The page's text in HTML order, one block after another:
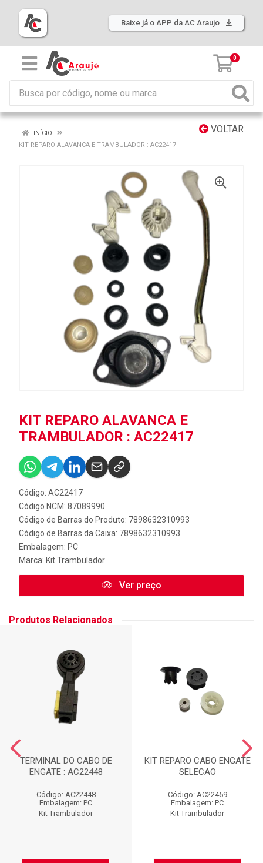
Baixe já o APP da AC Araujo
0
VOLTAR
INÍCIO
KIT REPARO ALAVANCA E TRAMBULADOR : AC22417
KIT REPARO ALAVANCA E
TRAMBULADOR : AC22417
Código: AC22417
Código NCM: 87089990
Código de Barras do Produto: 7898632310993
Código de Barras da Caixa: 7898632310993
Embalagem: PC
Marca: Kit Trambulador
Ver preço
Produtos Relacionados
TERMINAL DO CABO DE
ENGATE : AC22448
Código: AC22448
Embalagem: PC
Kit Trambulador
KIT REPARO CABO ENGATE
SELECAO
Código: AC22459
Embalagem: PC
Kit Trambulador